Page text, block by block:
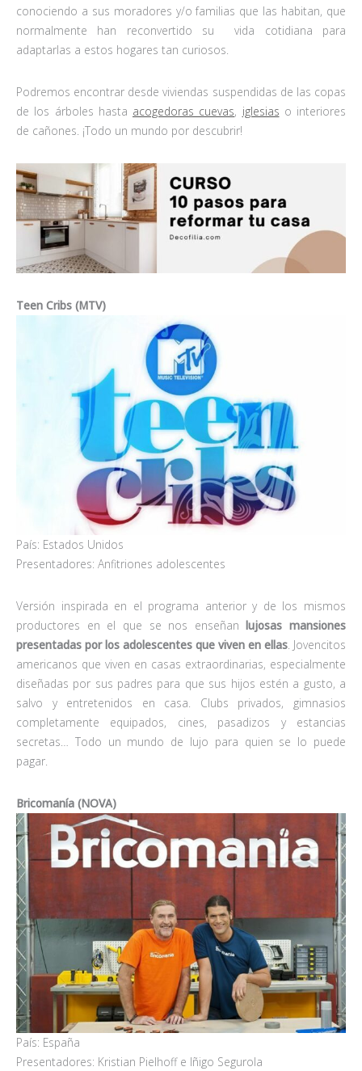
conociendo a sus moradores y/o familias que las habitan, que
normalmente han reconvertido su vida cotidiana para
adaptarlas a estos hogares tan curiosos.
Podremos encontrar desde viviendas suspendidas de las copas
de los árboles hasta acogedoras cuevas, iglesias o interiores
de cañones. ¡Todo un mundo por descubrir!
Teen Cribs (MTV)
País: Estados Unidos
Presentadores: Anfitriones adolescentes
Versión inspirada en el programa anterior y de los mismos
productores en el que se nos enseñan lujosas mansiones
presentadas por los adolescentes que viven en ellas. Jovencitos
americanos que viven en casas extraordinarias, especialmente
diseñadas por sus padres para que sus hijos estén a gusto, a
salvo y entretenidos en casa. Clubs privados, gimnasios
completamente equipados, cines, pasadizos y estancias
secretas… Todo un mundo de lujo para quien se lo puede
pagar.
Bricomanía (NOVA)
País: España
Presentadores: Kristian Pielhoff e Iñigo Segurola